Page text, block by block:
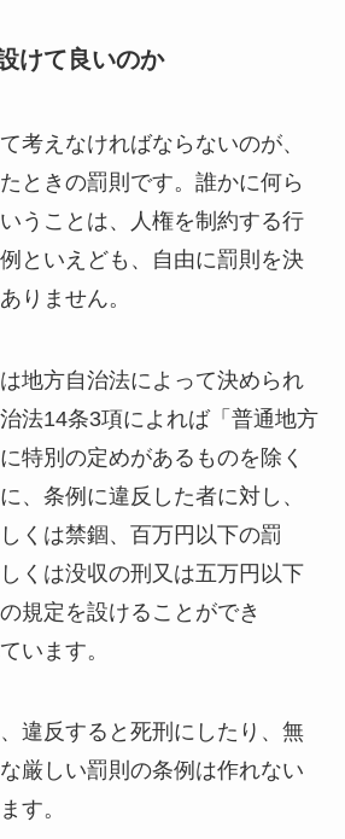
けて良いのか
考えなければならないのが、
ときの罰則です。誰かに何ら
うことは、人権を制約する行
といえども、自由に罰則を決
りません。
地方自治法によって決められ
法14条3項によれば「普通地方
特別の定めがあるものを除く
、条例に違反した者に対し、
くは禁錮、百万円以下の罰
くは没収の刑又は五万円以下
規定を設けることができ
います。
違反すると死刑にしたり、無
厳しい罰則の条例は作れない
す。